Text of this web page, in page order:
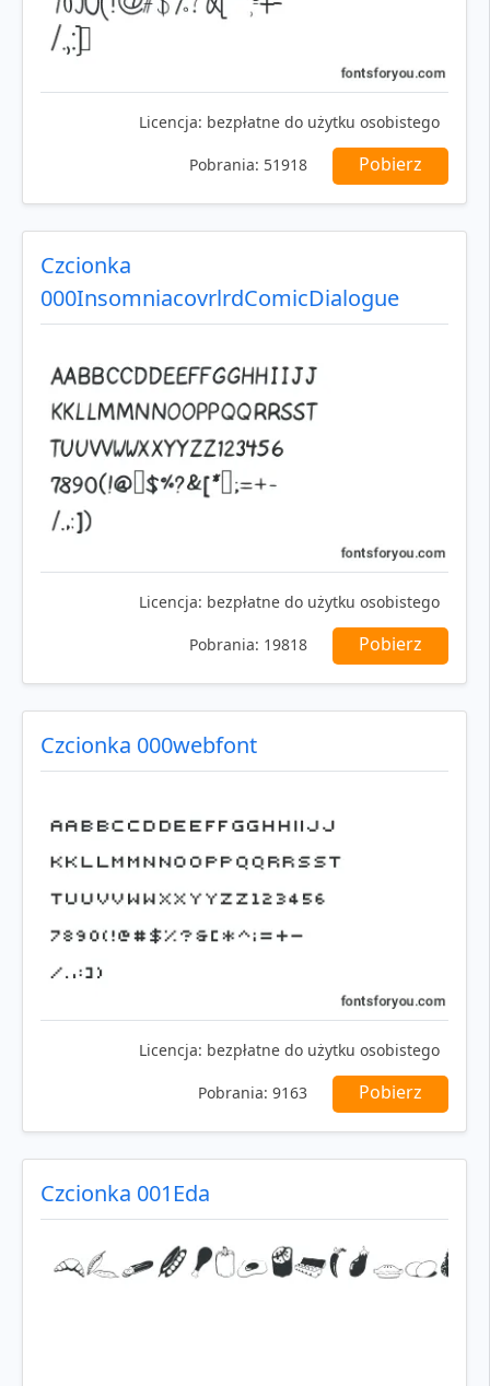
Licencja: bezpłatne do użytku osobistego
Pobrania: 51918 Pobierz
Czcionka
000InsomniacovrlrdComicDialogue
Licencja: bezpłatne do użytku osobistego
Pobrania: 19818 Pobierz
Czcionka 000webfont
Licencja: bezpłatne do użytku osobistego
Pobrania: 9163 Pobierz
Czcionka 001Eda